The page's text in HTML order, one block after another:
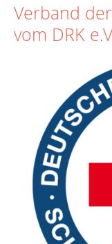
Verband
vom DRK